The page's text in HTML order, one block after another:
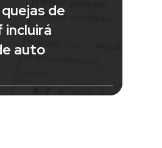
de
incluirá
auto